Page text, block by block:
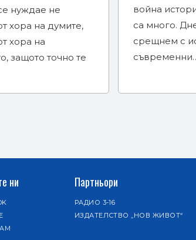
нуждае не
хора на думите,
хора на
защото точно те
война
са много.
срещнем с
ни Партньори
РАДИО 3-16
ИЗДАТЕЛСТВО „НОВ ЖИВОТ“